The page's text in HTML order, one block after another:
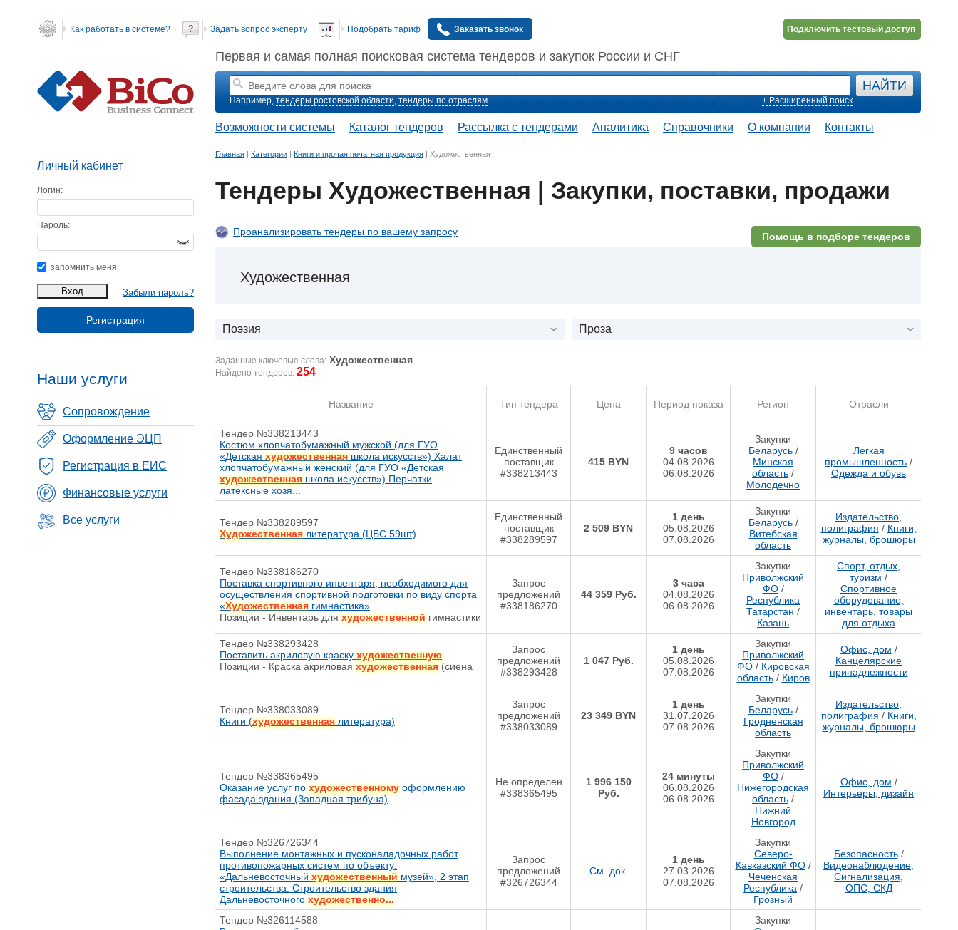
Как работать в системе? Задать вопрос эксперту Подобрать тариф Заказать звонок Подключить тестовый доступ
Первая и самая полная поисковая система тендеров и закупок России и СНГ
Например,тендеры ростовской области,тендеры по отраслям + Расширенный поиск
Возможности системы Каталог тендеров Рассылка с тендерами Аналитика Справочники О компании Контакты
Личный кабинет
Логин:
Пароль:
запомнить меня
Забыли пароль?
Регистрация
Наши услуги
Сопровождение
Оформление ЭЦП
Регистрация в ЕИС
Финансовые услуги
Все услуги
Главная | Категории | Книги и прочая печатная продукция | Художественная
Тендеры Художественная | Закупки, поставки, продажи
Проанализировать тендеры по вашему запросу Помощь в подборе тендеров
Художественная
Поэзия Проза
Заданные ключевые слова: Художественная
Найдено тендеров: 254
Название Тип тендера Цена Период показа Регион Отрасли
Тендер №338213443
Костюм хлопчатобумажный мужской (для ГУО
«Детскаяхудожественнаяшкола искусств») Халат
хлопчатобумажный женский (для ГУО «Детская
художественнаяшкола искусств») Перчатки
латексные хозя...
Единственный
поставщик
#338213443
415 BYN
9 часов
04.08.2026
06.08.2026
Закупки
Беларусь/
Минская
область /
Молодечно
Легкая
промышленность /
Одежда и обувь
Тендер №338289597
Художественнаялитература (ЦБС 59шт)
Единственный
поставщик
#338289597
2 509 BYN
1 день
05.08.2026
07.08.2026
Закупки
Беларусь/
Витебская
область
Издательство,
полиграфия / Книги,
журналы, брошюры
Тендер №338186270
Поставка спортивного инвентаря, необходимого для
осуществления спортивной подготовки по виду спорта
«Художественнаягимнастика»
Позиции - Инвентарь дляхудожественнойгимнастики
Запрос
предложений
#338186270
44 359 Руб.
3 часа
04.08.2026
06.08.2026
Закупки
Приволжский
ФО/
Республика
Татарстан /
Казань
Спорт, отдых,
туризм /
Спортивное
оборудование,
инвентарь, товары
для отдыха
Тендер №338293428
Поставить акриловую краскухудожественную
Позиции - Краска акриловая художественная (сиена
Запрос
предложений
#338293428
1 047 Руб.
1 день
05.08.2026
07.08.2026
Закупки
Приволжский
ФО/ Кировская
область/ Киров
Офис, дом /
Канцелярские
принадлежности
Тендер №338033089
Книги (художественнаялитература)
Запрос
предложений
#338033089
23 349 BYN
1 день
31.07.2026
07.08.2026
Закупки
Беларусь/
Гродненская
область
Издательство,
полиграфия / Книги,
журналы, брошюры
Тендер №338365495
Оказание услуг похудожественномуоформлению
фасада здания (Западная трибуна)
Не определен
#338365495
1 996 150
Руб.
24 минуты
06.08.2026
06.08.2026
Закупки
Приволжский
ФО/
Нижегородская
область /
Нижний
Новгород
Офис, дом /
Интерьеры, дизайн
Тендер №326726344
Выполнение монтажных и пусконаладочных работ
противопожарных систем по объекту:
«Дальневосточныйхудожественныймузей», 2 этап
строительства. Строительство здания
Дальневосточногохудожественно...
Запрос
предложений
#326726344
См. док.
1 день
27.03.2026
07.08.2026
Закупки
Северо-
Кавказский ФО/
Чеченская
Республика /
Грозный
Безопасность/
Видеонаблюдение,
Сигнализация,
ОПС, СКД
Тендер №326114588
Закупки